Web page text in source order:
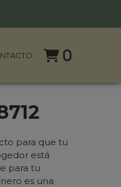
0
para que tu
está
para tu
es una